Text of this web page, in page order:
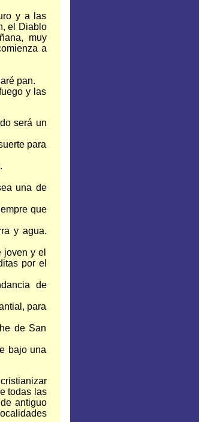
y a las
el Diablo
muy
a
pan.
y las
será un
para
una de
que
y agua.
joven y el
por el
de
para
de San
bajo una
todas las
antiguo